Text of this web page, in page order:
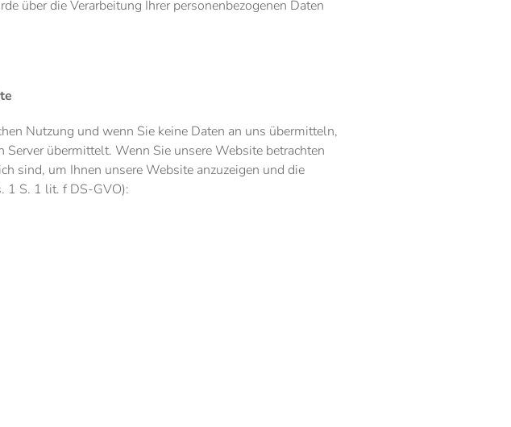
über die Verarbeitung Ihrer personenbezogenen Daten
Nutzung und wenn Sie keine Daten an uns übermitteln,
übermittelt. Wenn Sie unsere Website betrachten
sind, um Ihnen unsere Website anzuzeigen und die
1 S. 1 lit. f DS-GVO):